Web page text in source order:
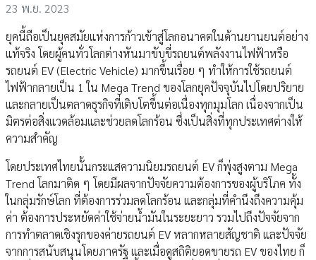
23 พ.ย. 2023
ยุคนี้ถือเป็นยุคสมัยแห่งการก้าวเข้าสู่โลกอนาคตในด้านยานยนต์อย่าง
แท้จริง โดยผู้คนทั่วโลกต่างหันมาขับขี่รถยนต์พลังงานไฟฟ้าหรือ
รถยนต์ EV (Electric Vehicle) มากขึ้นเรื่อย ๆ ทำให้การใช้รถยนต์
ไฟฟ้ากลายเป็น 1 ใน Mega Trend ของโลกยุคปัจจุบันไปโดยปริยาย
และกลายเป็นตลาดธุรกิจที่เติบโตขึ้นต่อเนื่องทุกมุมโลก เนื่องจากเป็น
มิตรต่อสิ่งแวดล้อมและช่วยลดโลกร้อน ซึ่งเป็นสิ่งที่ทุกประเทศต่างให้
ความสำคัญ
โดยประเทศไทยนั้นกระแสความนิยมรถยนต์ EV ก็พุ่งสูงตาม Mega
Trend โลกมาติด ๆ โดยมีผลจากปัจจัยความต้องการของผู้บริโภค ทั้ง
ในกลุ่มรักษ์โลก ที่ต้องการร่วมลดโลกร้อน และกลุ่มที่คำนึงถึงความคุ้ม
ค่า ต้องการประหยัดค่าใช้จ่ายน้ำมันในระยะยาว รวมไปถึงปัจจัยจาก
การทำตลาดเชิงรุกของค่ายรถยนต์ EV หลากหลายสัญชาติ และปัจจัย
จากการสนับสนุนโดยภาครัฐ และเมื่อดูสถิติยอดขายรถ EV ของไทย ก็